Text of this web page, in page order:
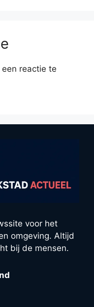
een reactie te
voor het
omgeving. Altijd
bij de mensen.